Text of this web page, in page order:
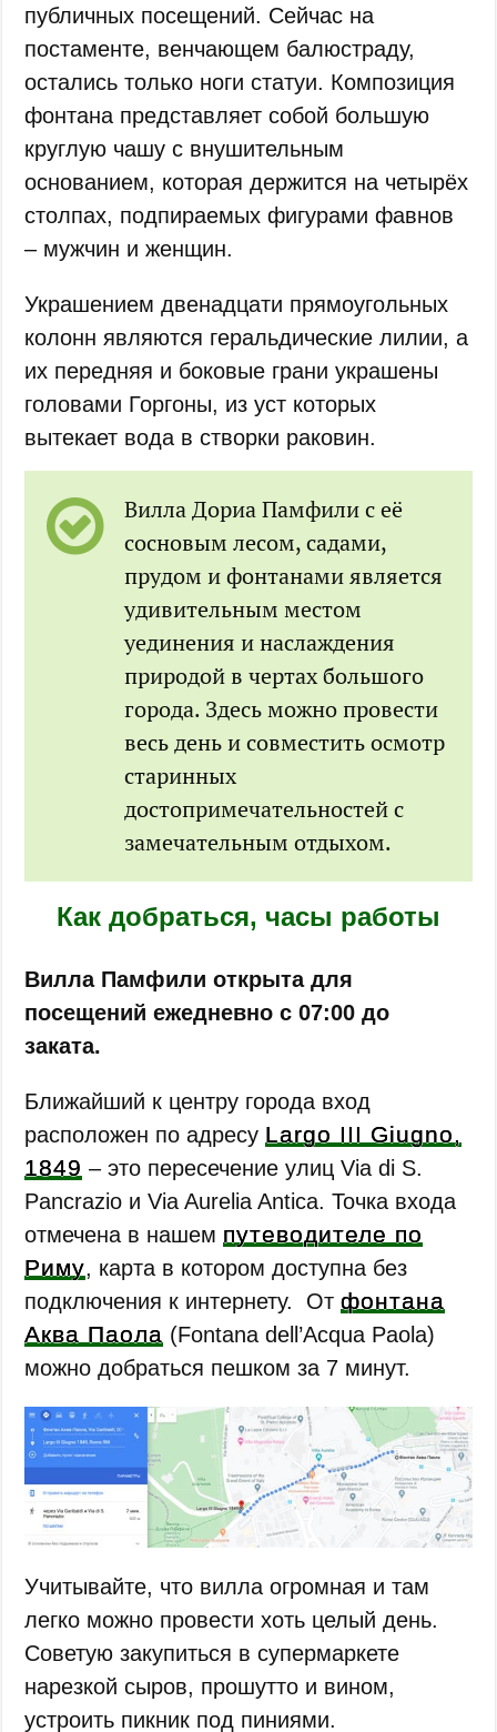
публичных посещений. Сейчас на
постаменте, венчающем балюстраду,
остались только ноги статуи. Композиция
фонтана представляет собой большую
круглую чашу с внушительным
основанием, которая держится на четырёх
столпах, подпираемых фигурами фавнов
– мужчин и женщин.
Украшением двенадцати прямоугольных
колонн являются геральдические лилии, а
их передняя и боковые грани украшены
головами Горгоны, из уст которых
вытекает вода в створки раковин.
Вилла Дориа Памфили с её
сосновым лесом, садами,
прудом и фонтанами является
удивительным местом
уединения и наслаждения
природой в чертах большого
города. Здесь можно провести
весь день и совместить осмотр
старинных
достопримечательностей с
замечательным отдыхом.
Как добраться, часы работы
Вилла Памфили открыта для
посещений ежедневно с 07:00 до
заката.
Ближайший к центру города вход
расположен по адресу Largo III Giugno,
1849 – это пересечение улиц Via di S.
Pancrazio и Via Aurelia Antica. Точка входа
отмечена в нашем путеводителе по
Риму, карта в котором доступна без
подключения к интернету. Отфонтана
Аква Паола (Fontana dell’Acqua Paola)
можно добраться пешком за 7 минут.
Учитывайте, что вилла огромная и там
легко можно провести хоть целый день.
Советую закупиться в супермаркете
нарезкой сыров, прошутто и вином,
устроить пикник под пиниями.